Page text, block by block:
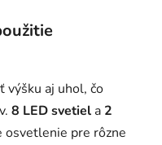
výšku aj uhol, čo
8 LED svetiel a 2
osvetlenie pre rôzne